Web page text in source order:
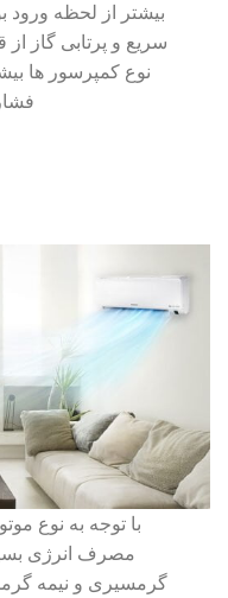
بیشتر از لحظه ورود
سریع و پرتابی گاز
نوع کمپرسور ها
با توجه به نوع
مصرف انرژی
گرمسیری و نیمه